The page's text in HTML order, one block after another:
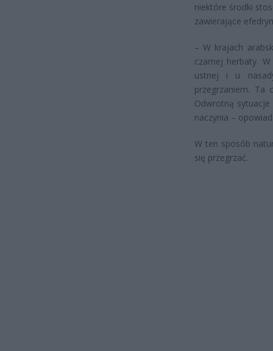
niektóre środki
zawierające
– W krajach
czarnej herbaty.
ustnej i u
przegrzaniem. Ta
Odwrotną
naczynia –
W ten sposób
się przegrzać.